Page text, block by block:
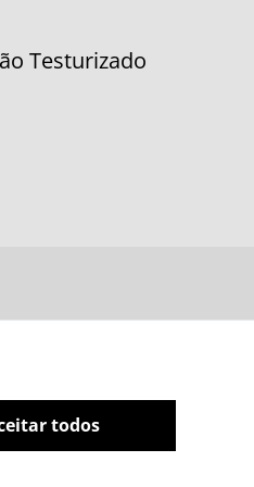
Testurizado
todos